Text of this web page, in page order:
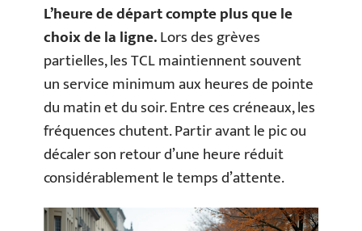
L’heure de départ compte plus que le
choix de la ligne.Lors des grèves
partielles, les TCL maintiennent souvent
un service minimum aux heures de pointe
du matin et du soir. Entre ces créneaux, les
fréquences chutent. Partir avant le pic ou
décaler son retour d’une heure réduit
considérablement le temps d’attente.